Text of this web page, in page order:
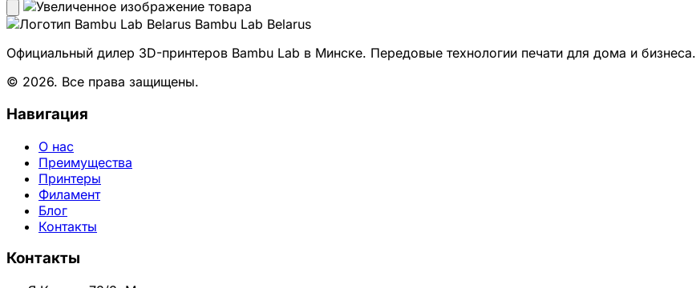
Bambu Lab Belarus
Официальный дилер 3D-принтеров Bambu Lab в Минске. Передовые технологии печати для дома и бизнеса.
© 2026. Все права защищены.
Навигация
О нас
Преимущества
Принтеры
Филамент
Блог
Контакты
Контакты